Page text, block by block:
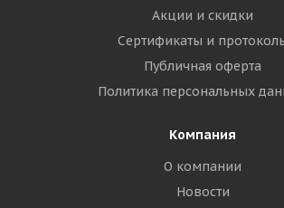
Акции и скидки
Сертификаты и
Публичная оферта
Политика персональных
Компания
О компании
Новости